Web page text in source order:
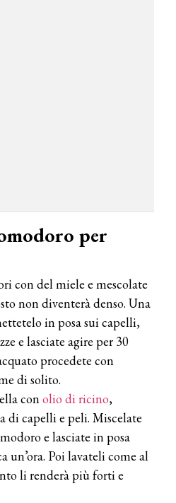
per
con del miele e mescolate
non diventerà denso. Una
in posa sui capelli,
e lasciate agire per 30
procedete con
di solito.
conolio di ricino,
di capelli e peli. Miscelate
e lasciate in posa
un’ora. Poi lavateli come al
li renderà più forti e
di look firmati
di Roma
Experience”!
innovativa ed
prodotti
beauty